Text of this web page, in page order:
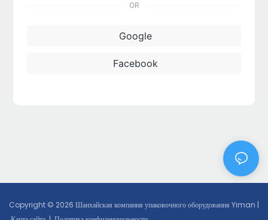
OR
Google
Facebook
Copyright © 2026 Шанхайская компания упаковочного оборудования Yiman |